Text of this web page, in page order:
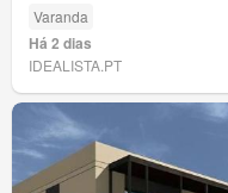
Varanda
Há 2 dias
IDEALISTA.PT